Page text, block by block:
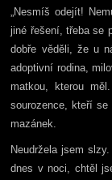
„Nesmíš odejít!
jiné řešení, třeba se
dobře věděli, že u
adoptivní rodina,
matkou, kterou
sourozence, kteří se
mazánek.
Neudržela jsem
dnes v noci, chtěl